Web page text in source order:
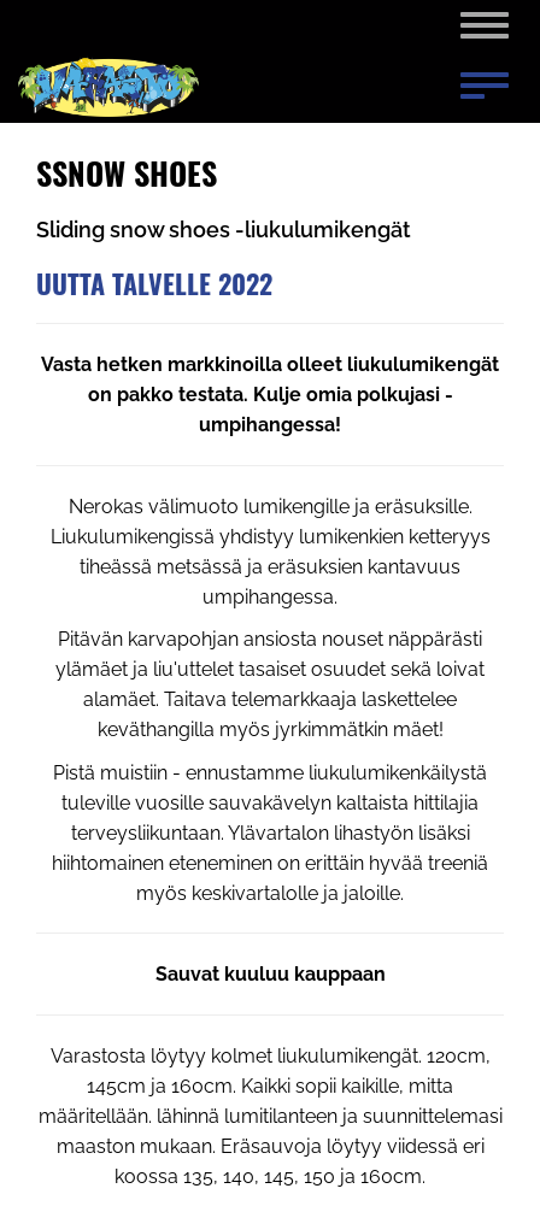
SSNOW SHOES
Sliding snow shoes -liukulumikengät
UUTTA TALVELLE 2022
Vasta hetken markkinoilla olleet liukulumikengät
on pakko testata. Kulje omia polkujasi -
umpihangessa!
Nerokas välimuoto lumikengille ja eräsuksille.
Liukulumikengissä yhdistyy lumikenkien ketteryys
tiheässä metsässä ja eräsuksien kantavuus
umpihangessa.
Pitävän karvapohjan ansiosta nouset näppärästi
ylämäet ja liu'uttelet tasaiset osuudet sekä loivat
alamäet. Taitava telemarkkaaja laskettelee
keväthangilla myös jyrkimmätkin mäet!
Pistä muistiin - ennustamme liukulumikenkäilystä
tuleville vuosille sauvakävelyn kaltaista hittilajia
terveysliikuntaan. Ylävartalon lihastyön lisäksi
hiihtomainen eteneminen on erittäin hyvää treeniä
myös keskivartalolle ja jaloille.
Sauvat kuuluu kauppaan
Varastosta löytyy kolmet liukulumikengät. 120cm,
145cm ja 160cm. Kaikki sopii kaikille, mitta
määritellään. lähinnä lumitilanteen ja suunnittelemasi
maaston mukaan. Eräsauvoja löytyy viidessä eri
koossa 135, 140, 145, 150 ja 160cm.